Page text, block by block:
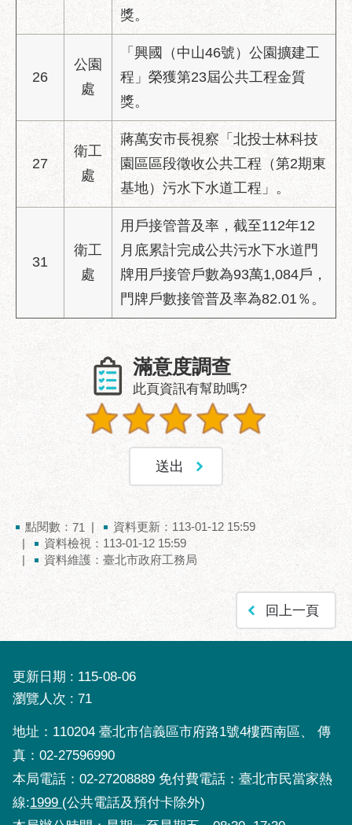
園
合
發
心
區
網
站
回
頁
English
台
北
通
台
北
獎。
26
公園
處
「興國（中山46號）公園擴建工
程」榮獲第23屆公共工程金質
獎。
27
衛工
處
蔣萬安市長視察「北投士林科技
園區區段徵收公共工程（第2期東
基地）污水下水道工程」。
31
衛工
處
用戶接管普及率，截至112年12
月底累計完成公共污水下水道門
牌用戶接管戶數為93萬1,084戶，
門牌戶數接管普及率為82.01％。
滿意度調查
此頁資訊有幫助嗎?
點閱數： 71
資料更新：113-01-12 15:59
資料檢視：113-01-12 15:59
資料維護：臺北市政府工務局
回上一頁
更新日期
115-08-06
瀏覽人次
71
地址：110204 臺北市信義區市府路1號4樓西南區、 傳
真：02-27596990
本局電話：02-27208889 免付費電話：臺北市民當家熱
線:1999 (公共電話及預付卡除外)